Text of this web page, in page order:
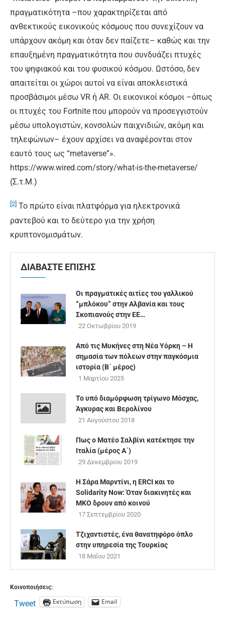
πραγματικότητα –που χαρακτηρίζεται από
ανθεκτικούς εικονικούς κόσμους που συνεχίζουν να
υπάρχουν ακόμη και όταν δεν παίζετε– καθώς και την
επαυξημένη πραγματικότητα που συνδυάζει πτυχές
του ψηφιακού και του φυσικού κόσμου. Ωστόσο, δεν
απαιτείται οι χώροι αυτοί να είναι αποκλειστικά
προσβάσιμοι μέσω VR ή AR. Οι εικονικοί κόσμοι –όπως
οι πτυχές του Fortnite που μπορούν να προσεγγιστούν
μέσω υπολογιστών, κονσολών παιχνιδιών, ακόμη και
τηλεφώνων– έχουν αρχίσει να αναφέρονται στον
εαυτό τους ως “metaverse”».
https://www.wired.com/story/what-is-the-metaverse/
(Σ.τ.Μ.)
[2] Το πρώτο είναι πλατφόρμα για ηλεκτρονικά
ραντεβού και το δεύτερο για την χρήση
κρυπτονομισμάτων.
ΔΙΑΒΑΣΤΕ ΕΠΙΣΗΣ
Οι πραγματικές αιτίες του γαλλικού
“μπλόκου” στην Αλβανία και τους
Σκοπιανούς στην ΕΕ…
22 Οκτωβρίου 2019
Από τις Μυκήνες στη Νέα Υόρκη – Η
σημασία των πόλεων στην παγκόσμια
ιστορία (B΄ μέρος)
1 Μαρτίου 2025
Το υπό διαμόρφωση τρίγωνο Μόσχας,
Άγκυρας και Βερολίνου
21 Αυγούστου 2018
Πως ο Ματέο Σαλβίνι κατέκτησε την
Ιταλία (μέρος Α΄)
29 Δεκεμβρίου 2019
Η Σάρα Μαρντίνι, η ERCI και το
Solidarity Now: Όταν διακινητές και
ΜΚΟ δρουν από κοινού
17 Σεπτεμβρίου 2020
Τζιχαντιστές, ένα θανατηφόρο όπλο
στην υπηρεσία της Τουρκίας
18 Μαΐου 2021
Κοινοποιήσεις:
Tweet Εκτύπωση Email